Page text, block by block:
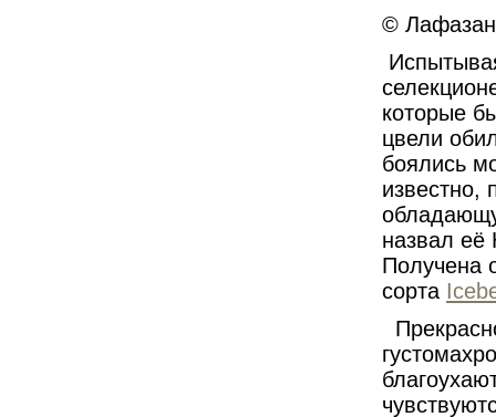
©
которые
цвели
боялись
известно,
назвал её
Получена
сорта